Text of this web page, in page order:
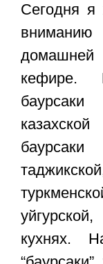
Сегодня я
кефире.
кухнях.